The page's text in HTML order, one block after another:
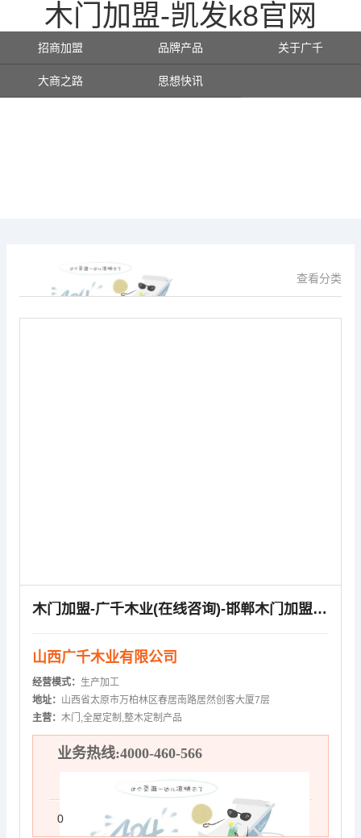
木门加盟-凯发k8官网
招商加盟 品牌产品 关于广千
大商之路 思想快讯
查看分类
木门加盟-广千木业(在线咨询)-邯郸木门加盟招商
山西广千木业有限公司
经营模式： 生产加工
地址： 山西省太原市万柏林区春居南路居然创客大厦7层
主营： 木门,全屋定制,整木定制产品
业务热线:4000-460-566
0